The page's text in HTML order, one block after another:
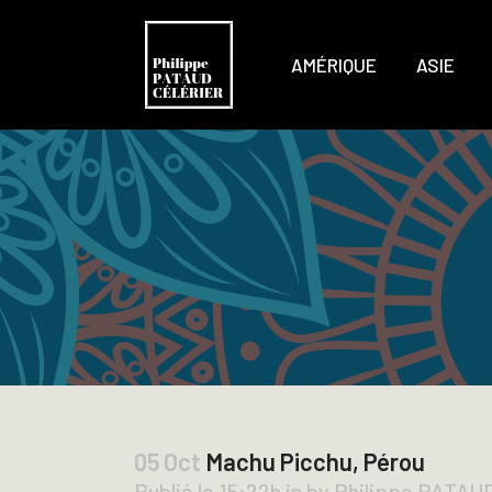
AMÉRIQUE ASIE
05 Oct Machu Picchu, Pérou